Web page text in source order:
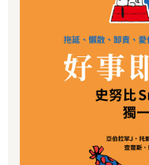
這就是最優體驗（optimal
手任憑海風吹拂他的頭髮
帆、船身、海風與大海的
的體內竄流。又像一位恣
間的交互作用，一幅帶著
者本身也驚艷不已。又好
不只發生在外在條件一切